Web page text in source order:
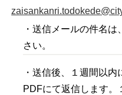
・送信メールの件名
さい。
・送信後、１週間以
PDFにて返信します。